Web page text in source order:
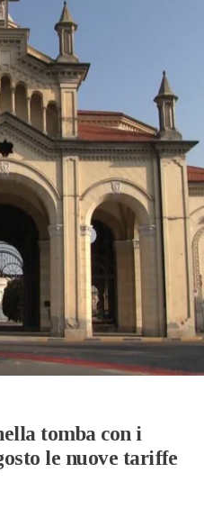
tomba con i
le nuove tariffe